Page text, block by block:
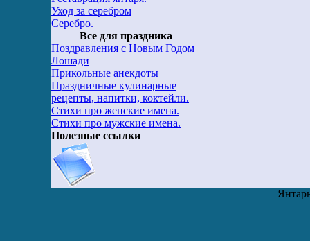
Уход за серебром
Серебро.
Все для праздника
Поздравления с Новым Годом
Лошади
Прикольные анекдоты
Праздничные кулинарные
рецепты, напитки, коктейли.
Стихи про женские имена.
Стихи про мужские имена.
Полезные ссылки